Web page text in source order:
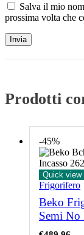
Salva il mio
prossima volta che
Prodotti
-45%
Quick view
Frigorifero
Beko
Semi No